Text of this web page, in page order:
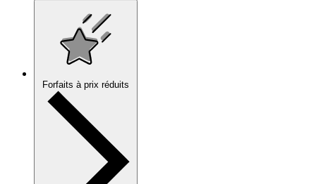
Forfaits à prix réduits